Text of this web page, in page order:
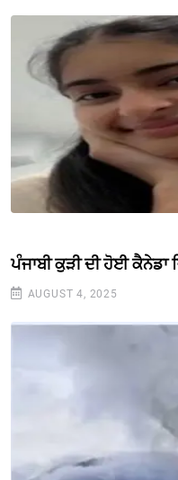
ਪੰਜਾਬੀ ਕੁੜੀ ਦੀ ਹੋਈ
AUGUST 4, 2025